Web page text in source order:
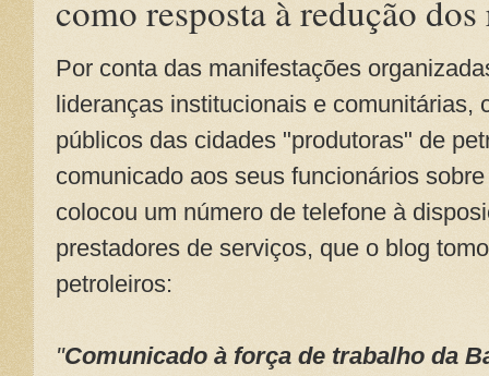
como resposta à redução
Por conta das manifestações
lideranças institucionais e comunitárias,
públicos das cidades "produtoras" de
comunicado aos seus funcionários
colocou um número de telefone à
prestadores de serviços, que o blog
petroleiros:
"Comunicado à força de trabalho da